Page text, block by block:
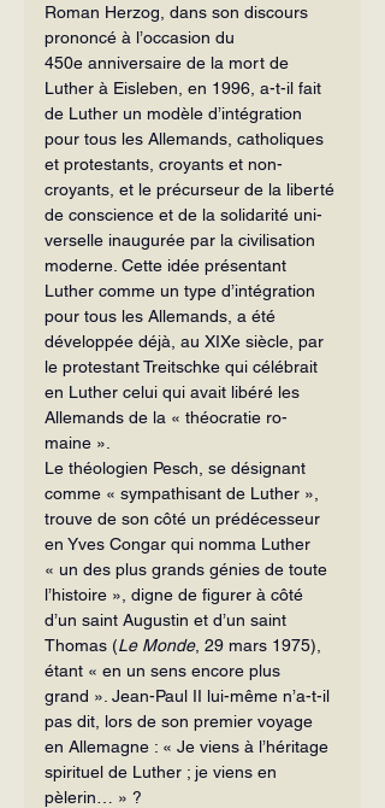
Roman Herzog, dans son discours
prononcé à l’occasion du
450e anniversaire de la mort de
Luther à Eisleben, en 1996, a-t-il fait
de Luther un modèle d’intégration
pour tous les Alle­mands, catholiques
et protestants, croyants et non-
croyants, et le précurseur de la li­berté
de conscience et de la solidarité uni­
verselle inaugurée par la civilisation
mo­derne. Cette idée présentant
Luther comme un type d’intégration
pour tous les Allemands, a été
développée déjà, au XIXe siècle, par
le protestant Treitschke qui célébrait
en Luther celui qui avait li­béré les
Allemands de la « théocratie ro­
maine ».
Le théologien Pesch, se désignant
comme « sympathisant de Luther »,
trouve de son côté un prédécesseur
en Yves Congar qui nomma Luther
« un des plus grands génies de toute
l’histoire », digne de figurer à côté
d’un saint Augustin et d’un saint
Thomas (Le Monde, 29 mars 1975),
étant « en un sens encore plus
grand ». Jean-Paul II lui-même n’a-t-il
pas dit, lors de son premier voyage
en Allemagne : « Je viens à l’héritage
spirituel de Luther ; je viens en
pèlerin… » ?